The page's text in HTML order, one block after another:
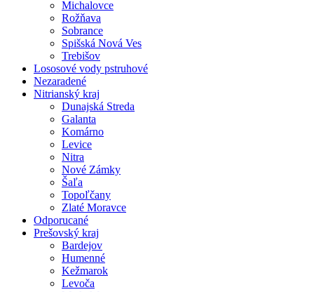
Michalovce
Rožňava
Sobrance
Spišská Nová Ves
Trebišov
Lososové vody pstruhové
Nezaradené
Nitrianský kraj
Dunajská Streda
Galanta
Komárno
Levice
Nitra
Nové Zámky
Šaľa
Topoľčany
Zlaté Moravce
Odporucané
Prešovský kraj
Bardejov
Humenné
Kežmarok
Levoča